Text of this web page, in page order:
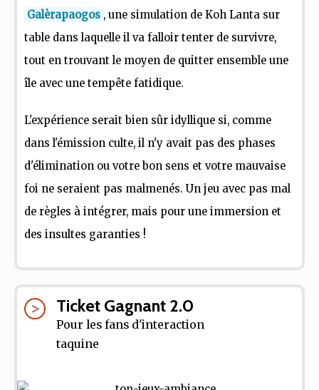
Galèrapaogos , une simulation de Koh Lanta sur
table dans laquelle il va falloir tenter de survivre,
tout en trouvant le moyen de quitter ensemble une
île avec une tempête fatidique.
L'expérience serait bien sûr idyllique si, comme
dans l'émission culte, il n'y avait pas des phases
d'élimination ou votre bon sens et votre mauvaise
foi ne seraient pas malmenés. Un jeu avec pas mal
de règles à intégrer, mais pour une immersion et
des insultes garanties !
Ticket Gagnant 2.0
Pour les fans d'interaction
taquine